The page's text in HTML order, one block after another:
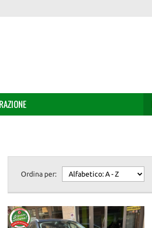
Ordina per: